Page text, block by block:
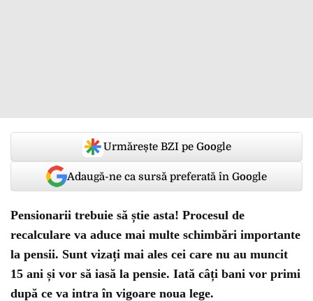
Urmărește BZI pe Google
Adaugă-ne ca sursă preferată în Google
Pensionarii trebuie să știe asta! Procesul de
recalculare va aduce mai multe schimbări importante
la pensii. Sunt vizați mai ales cei care nu au muncit
15 ani și vor să iasă la pensie. Iată câți bani vor primi
după ce va intra în vigoare noua lege.